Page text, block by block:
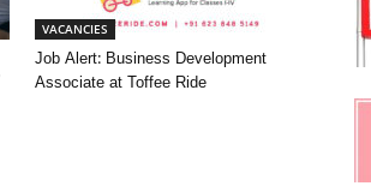
VACANCIES
Job Alert: Business Development
Associate at Toffee Ride